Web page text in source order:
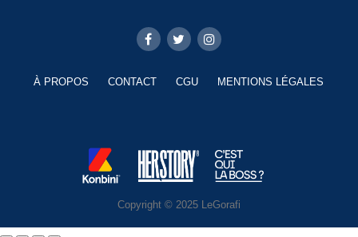
À PROPOS CONTACT CGU MENTIONS LÉGALES
Copyright © 2025 LeGorafi